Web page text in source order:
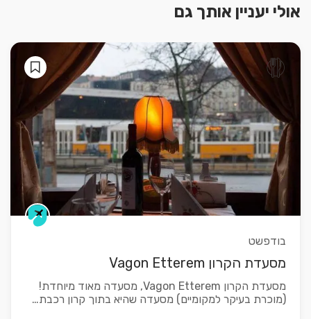
אולי יעניין אותך גם
בודפשט
מסעדת הקרון Vagon Etterem
מסעדת הקרון Vagon Etterem, מסעדה מאוד מיוחדת!
(מוכרת בעיקר למקומיים) מסעדה שהיא בתוך קרון רכבת…